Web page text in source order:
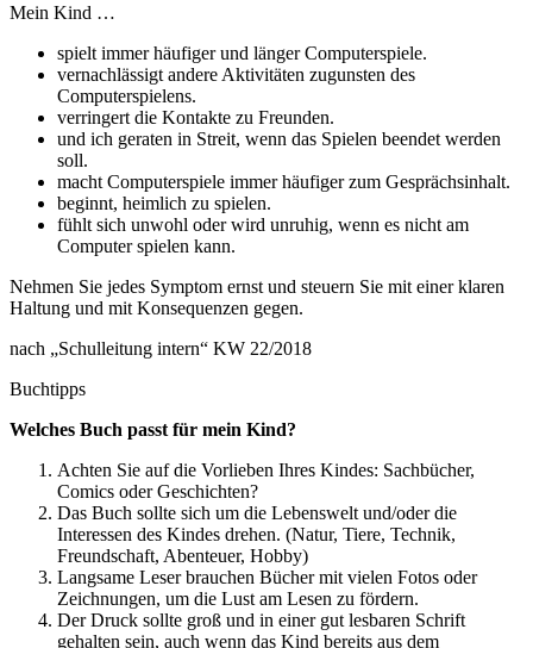
Mein Kind …
spielt immer häufiger und länger Computerspiele.
vernachlässigt andere Aktivitäten zugunsten des
Computerspielens.
verringert die Kontakte zu Freunden.
und ich geraten in Streit, wenn das Spielen beendet werden
soll.
macht Computerspiele immer häufiger zum Gesprächsinhalt.
beginnt, heimlich zu spielen.
fühlt sich unwohl oder wird unruhig, wenn es nicht am
Computer spielen kann.
Nehmen Sie jedes Symptom ernst und steuern Sie mit einer klaren
Haltung und mit Konsequenzen gegen.
nach „Schulleitung intern“ KW 22/2018
Buchtipps
Welches Buch passt für mein Kind?
Achten Sie auf die Vorlieben Ihres Kindes: Sachbücher,
Comics oder Geschichten?
Das Buch sollte sich um die Lebenswelt und/oder die
Interessen des Kindes drehen. (Natur, Tiere, Technik,
Freundschaft, Abenteuer, Hobby)
Langsame Leser brauchen Bücher mit vielen Fotos oder
Zeichnungen, um die Lust am Lesen zu fördern.
Der Druck sollte groß und in einer gut lesbaren Schrift
gehalten sein, auch wenn das Kind bereits aus dem